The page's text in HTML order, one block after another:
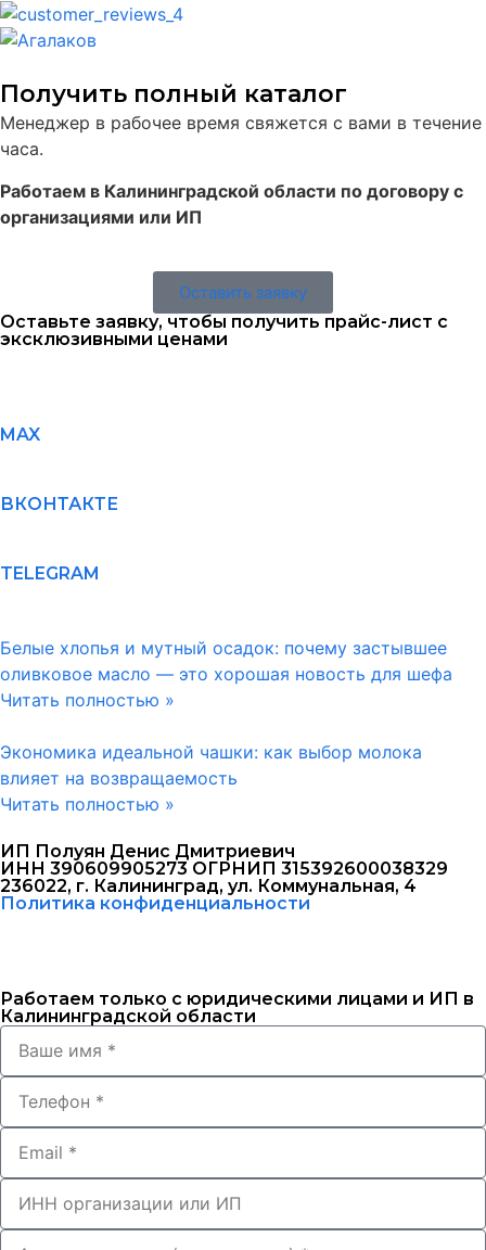
Получить полный каталог
Менеджер в рабочее время свяжется с вами в течение
часа.
Работаем в Калининградской области по договору с
организациями или ИП
Оставить заявку
Оставьте заявку, чтобы получить прайс-лист с
эксклюзивными ценами
MAX
ВКОНТАКТЕ
TELEGRAM
Белые хлопья и мутный осадок: почему застывшее
оливковое масло — это хорошая новость для шефа
Читать полностью »
Экономика идеальной чашки: как выбор молока
влияет на возвращаемость
Читать полностью »
ИП Полуян Денис Дмитриевич
ИНН 390609905273 ОГРНИП 315392600038329
236022, г. Калининград, ул. Коммунальная, 4
Политика конфиденциальности
Работаем только с юридическими лицами и ИП в
Калининградской области